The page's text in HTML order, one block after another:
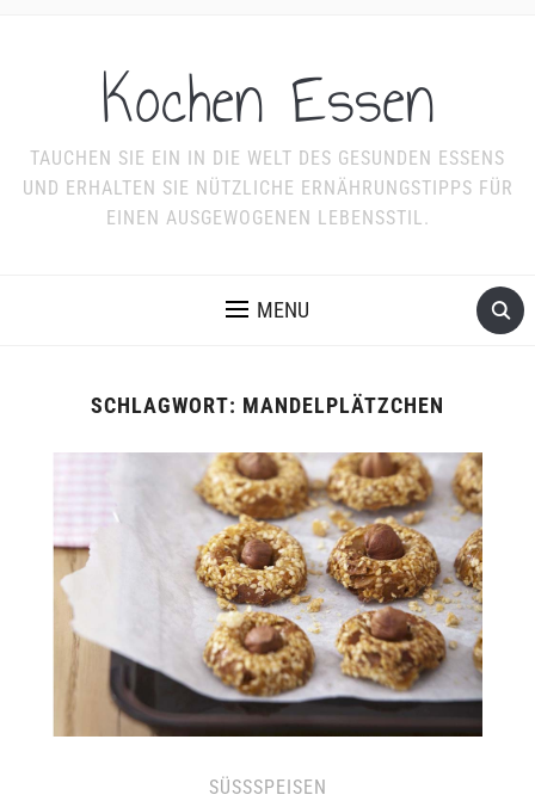
Kochen Essen
TAUCHEN SIE EIN IN DIE WELT DES GESUNDEN ESSENS
UND ERHALTEN SIE NÜTZLICHE ERNÄHRUNGSTIPPS FÜR
EINEN AUSGEWOGENEN LEBENSSTIL.
MENU
SCHLAGWORT: MANDELPLÄTZCHEN
SÜSSSPEISEN